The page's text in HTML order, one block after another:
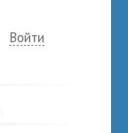
Войти